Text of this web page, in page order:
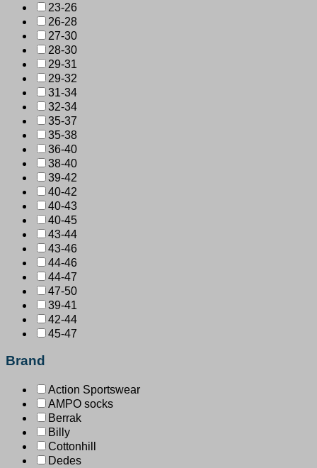
23-26
26-28
27-30
28-30
29-31
29-32
31-34
32-34
35-37
35-38
36-40
38-40
39-42
40-42
40-43
40-45
43-44
43-46
44-46
44-47
47-50
39-41
42-44
45-47
Brand
Action Sportswear
AMPO socks
Berrak
Billy
Cottonhill
Dedes